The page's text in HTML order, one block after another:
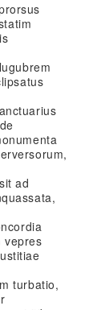
ad
vepres
turbatio,